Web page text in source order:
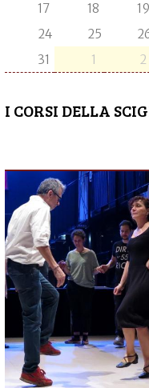
17
18 19
24
25
31
1 2
I CORSI DELLA